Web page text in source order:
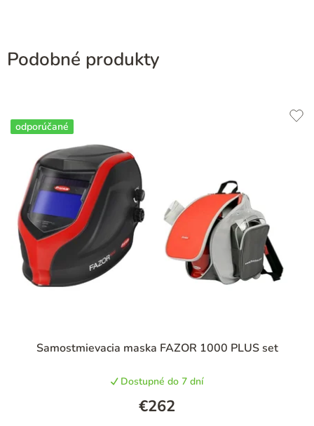
Podobné produkty
odporúčané
Samostmievacia maska FAZOR 1000 PLUS set
hodnotenie
je
5,0
z
Dostupné do 7 dní
€262